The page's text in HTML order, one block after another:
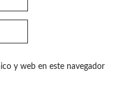
y web en este navegador